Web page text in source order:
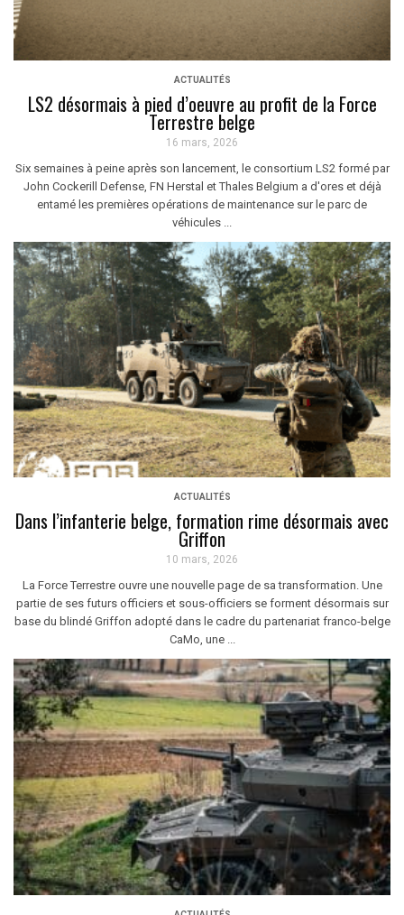
ACTUALITÉS
LS2 désormais à pied d’oeuvre au profit de la Force
Terrestre belge
16 mars, 2026
Six semaines à peine après son lancement, le consortium LS2 formé par
John Cockerill Defense, FN Herstal et Thales Belgium a d'ores et déjà
entamé les premières opérations de maintenance sur le parc de
véhicules ...
ACTUALITÉS
Dans l’infanterie belge, formation rime désormais avec
Griffon
10 mars, 2026
La Force Terrestre ouvre une nouvelle page de sa transformation. Une
partie de ses futurs officiers et sous-officiers se forment désormais sur
base du blindé Griffon adopté dans le cadre du partenariat franco-belge
CaMo, une ...